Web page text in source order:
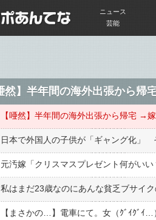
ニュース
芸能
日本で外国人の子供が「ギャング化」
私はまだ23歳なのにあんな貧乏ブサイ